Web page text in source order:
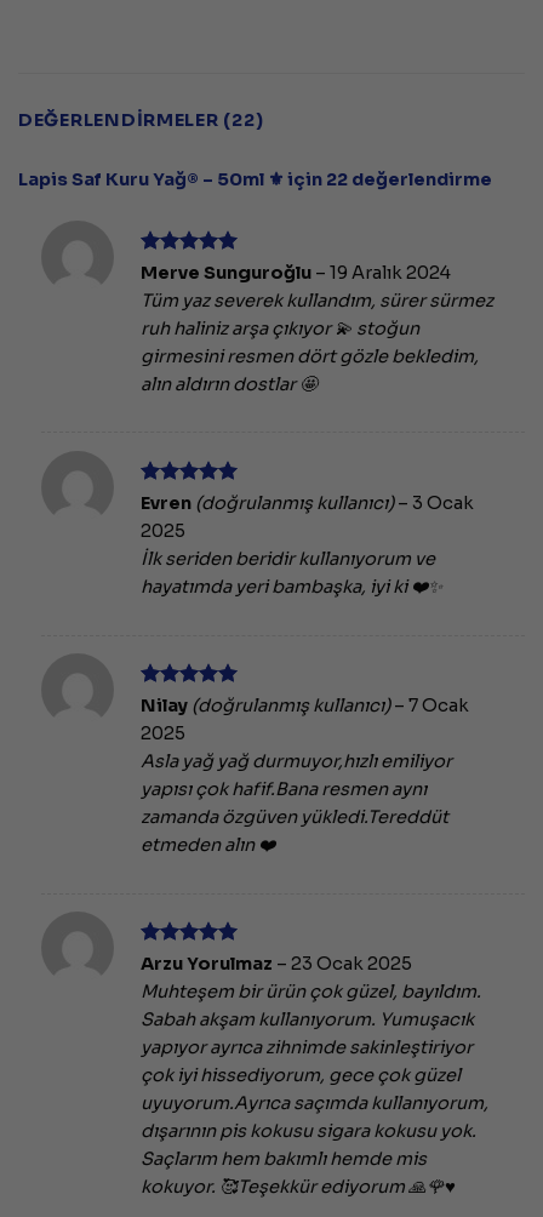
DEĞERLENDIRMELER (22)
Lapis Saf Kuru Yağ® – 50ml ⚜️ için 22 değerlendirme
5 üzerinden
Merve Sunguroğlu – 19 Aralık 2024
Tüm yaz severek kullandım, sürer sürmez
ruh haliniz arşa çıkıyor 💫 stoğun
girmesini resmen dört gözle bekledim,
alın aldırın dostlar 🤩
5 üzerinden
oy aldı
Evren (doğrulanmış kullanıcı) – 3 Ocak
2025
İlk seriden beridir kullanıyorum ve
hayatımda yeri bambaşka, iyi ki ❤️✨
5 üzerinden
5 oy aldı
Nilay (doğrulanmış kullanıcı) – 7 Ocak
2025
Asla yağ yağ durmuyor,hızlı emiliyor
yapısı çok hafif.Bana resmen aynı
zamanda özgüven yükledi.Tereddüt
etmeden alın ❤️
5 üzerinden
5 oy aldı
Arzu Yorulmaz – 23 Ocak 2025
Muhteşem bir ürün çok güzel, bayıldım.
Sabah akşam kullanıyorum. Yumuşacık
yapıyor ayrıca zihnimde sakinleştiriyor
çok iyi hissediyorum, gece çok güzel
uyuyorum.Ayrıca saçımda kullanıyorum,
dışarının pis kokusu sigara kokusu yok.
Saçlarım hem bakımlı hemde mis
kokuyor. 🥰Teşekkür ediyorum 🙏🌹♥️